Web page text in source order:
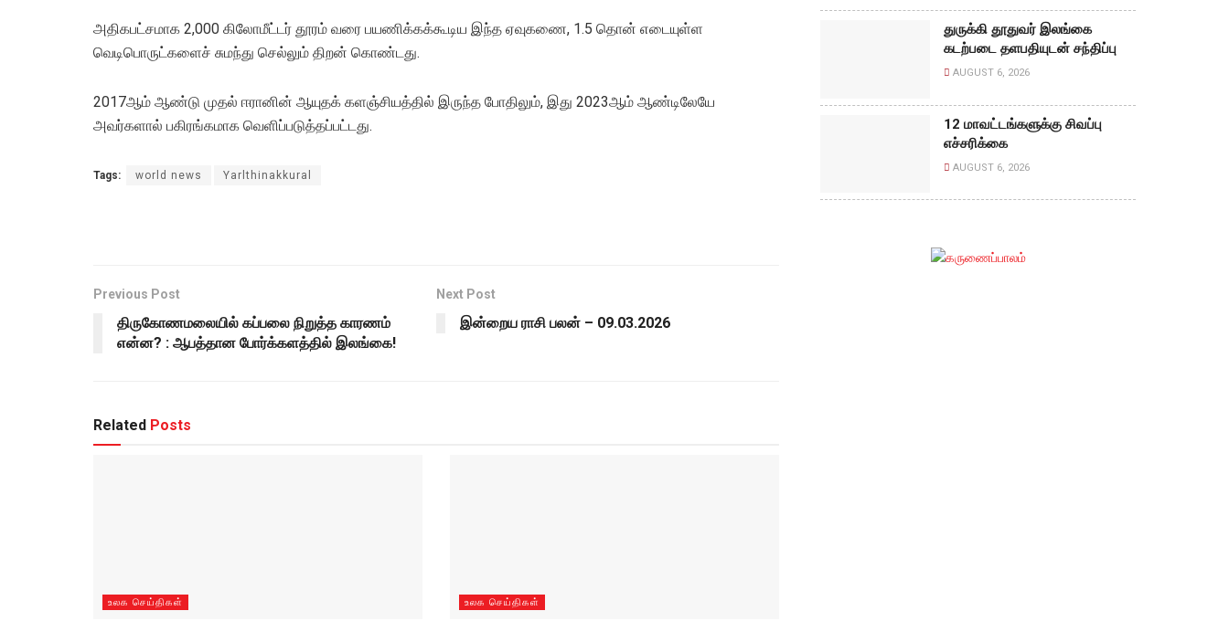
அதிகபட்சமாக 2,000 கிலோமீட்டர் தூரம் வரை பயணிக்கக்கூடிய இந்த ஏவுகணை, 1.5 தொன் எடையுள்ள
வெடிபொருட்களைச் சுமந்து செல்லும் திறன் கொண்டது.
2017ஆம் ஆண்டு முதல் ஈரானின் ஆயுதக் களஞ்சியத்தில் இருந்த போதிலும், இது 2023ஆம் ஆண்டிலேயே
அவர்களால் பகிரங்கமாக வெளிப்படுத்தப்பட்டது.
Tags: world news Yarlthinakkural
Previous Post
திருகோணமலையில் கப்பலை நிறுத்த காரணம்
என்ன? : ஆபத்தான போர்க்களத்தில் இலங்கை!
Next Post
இன்றைய ராசி பலன் – 09.03.2026
Related Posts
உலக செய்திகள் உலக செய்திகள்
துருக்கி தூதுவர் இலங்கை
கடற்படை தளபதியுடன் சந்திப்பு
AUGUST 6, 2026
12 மாவட்டங்களுக்கு சிவப்பு
எச்சரிக்கை
AUGUST 6, 2026